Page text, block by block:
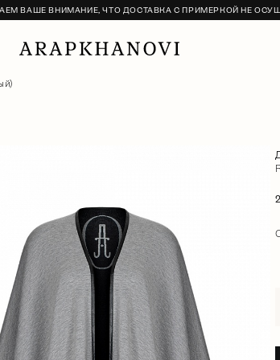
ВАШЕ ВНИМАНИЕ, ЧТО ДОСТАВКА С ПРИМЕРКОЙ НЕ